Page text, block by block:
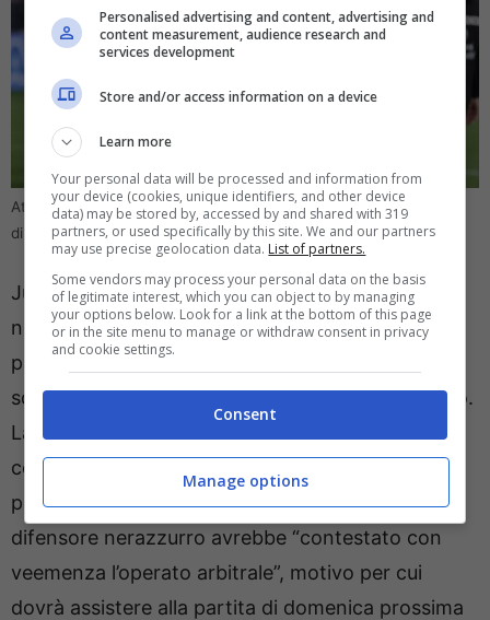
Atalanta-Sassuolo, assenza anche in panchina per Juric -
direttagoal.it (foto Ansa)
Juric che, contro il Sassuolo, non potrà contare
nemmeno sulla presenza di un collaboratore in
panchina. Si tratta di
squalificato per una giornata dal Giudice Sportivo.
La sanzione gli è stata comminata in seguito al
comportamento tenuto al termine della partita
persa contro l’Udinese sabato scorso. L’ex
difensore nerazzurro avrebbe “contestato con
veemenza l’operato arbitrale”, motivo per cui
dovrà assistere alla partita di domenica prossima
Personalised advertising and content, advertising and
content measurement, audience research and
services development
Store and/or access information on a device
Learn more
Your personal data will be processed and information from
your device (cookies, unique identifiers, and other device
data) may be stored by, accessed by and shared with 319
partners, or used specifically by this site. We and our partners
may use precise geolocation data. List of partners.
Some vendors may process your personal data on the basis
of legitimate interest, which you can object to by managing
your options below. Look for a link at the bottom of this page
or in the site menu to manage or withdraw consent in privacy
and cookie settings.
Consent
Manage options